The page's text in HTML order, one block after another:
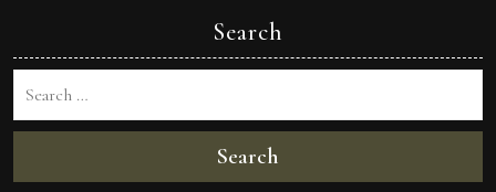
Search
Search